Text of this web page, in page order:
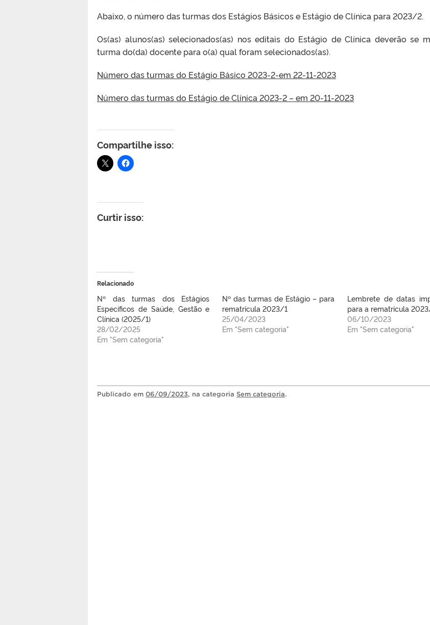
Abaixo, o número das turmas dos Estágios Básicos e Estágio de Clínica para 2023/2.
Os(as) alunos(as) selecionados(as) nos editais do Estágio de Clínica deverão se
turma do(da) docente para o(a) qual foram selecionados(as).
Número das turmas do Estágio Básico 2023-2-em 22-11-2023
Número das turmas do Estágio de Clínica 2023-2 – em 20-11-2023
Compartilhe isso:
Curtir isso:
Relacionado
Nº das turmas dos Estágios
Específicos de Saúde, Gestão e
Clínica (2025/1)
28/02/2025
Em "Sem categoria"
Nº das turmas de Estágio – para
rematrícula 2023/1
25/04/2023
Em "Sem categoria"
Lembrete de datas
para a rematrícula
06/10/2023
Em "Sem categoria"
Publicado em 06/09/2023, na categoria Sem categoria.